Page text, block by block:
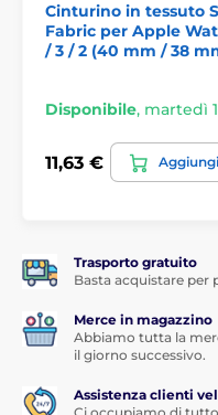
Cinturino in tessuto
Fabric per Apple
/ 3 / 2 (40 mm / 38
Disponibile, martedì
11,63 €
Trasporto gratuito
Basta acquistare per
Merce in magazzino
Abbiamo tutta la
il giorno successivo.
Assistenza clienti